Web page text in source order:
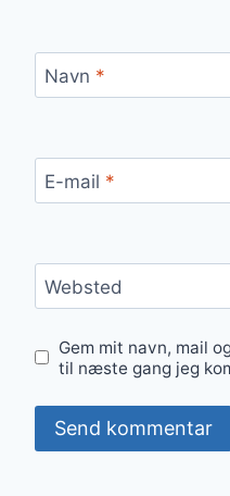
Navn *
E-mail *
Websted
Gem mit navn, mail
til næste gang jeg